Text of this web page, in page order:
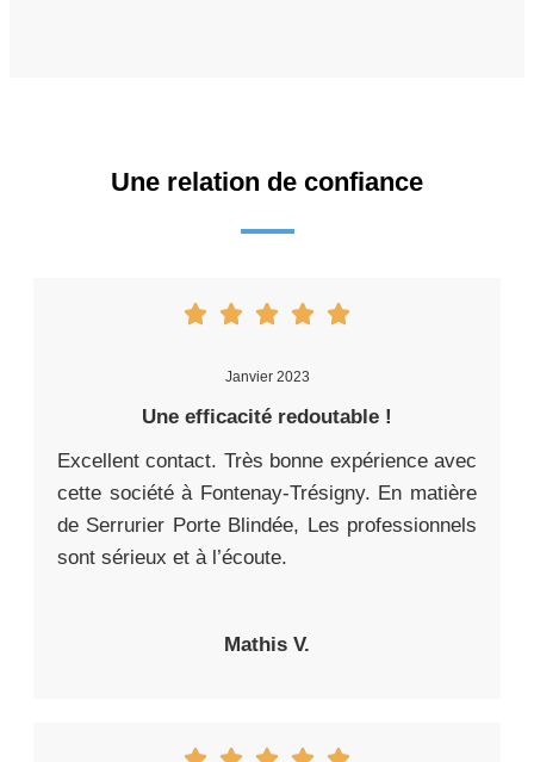
Une relation de confiance
Janvier 2023
Une efficacité redoutable !
Excellent contact. Très bonne expérience avec
cette société à Fontenay-Trésigny. En matière
de Serrurier Porte Blindée, Les professionnels
sont sérieux et à l’écoute.
Mathis V.